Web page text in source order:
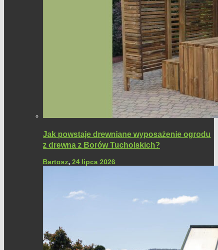
Jak powstaje drewniane wyposażenie ogrodu
z drewna z Borów Tucholskich?
Bartosz, 24 lipca 2026